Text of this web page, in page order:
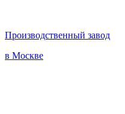
Производственный завод
в Москве